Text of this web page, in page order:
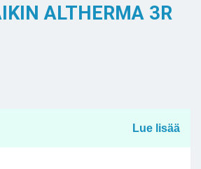
ALTHERMA 3R
Lue lisää